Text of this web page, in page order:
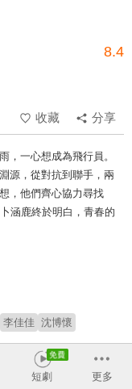
8.4
收藏
分享
，一心想成為飛行員。
源，從對抗到聯手，兩
，他們齊心協力尋找
涵鹿終於明白，青春的
李佳佳 沈博懷
短劇 更多